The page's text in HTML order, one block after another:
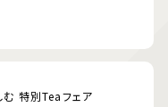
特別Teaフェア